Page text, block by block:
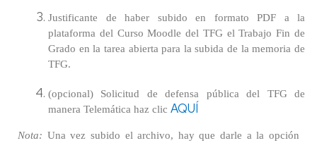
Justificante de haber subido en formato PDF a la
plataforma del Curso Moodle del TFG el Trabajo Fin de
Grado en la tarea abierta para la subida de la memoria de
TFG.
(opcional) Solicitud de defensa pública del TFG de
manera Telemática haz clic AQUÍ
Nota: Una vez subido el archivo, hay que darle a la opción